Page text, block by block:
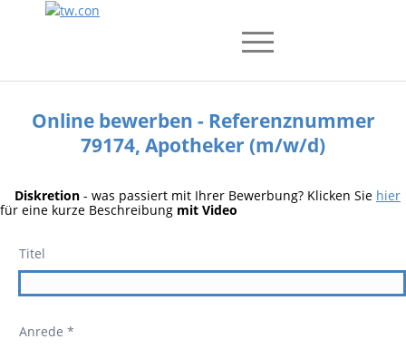
Online bewerben - Referenznummer
79174, Apotheker (m/w/d)
Diskretion - was passiert mit Ihrer Bewerbung? Klicken Sie hier
für eine kurze Beschreibung mit Video
Titel
Anrede *